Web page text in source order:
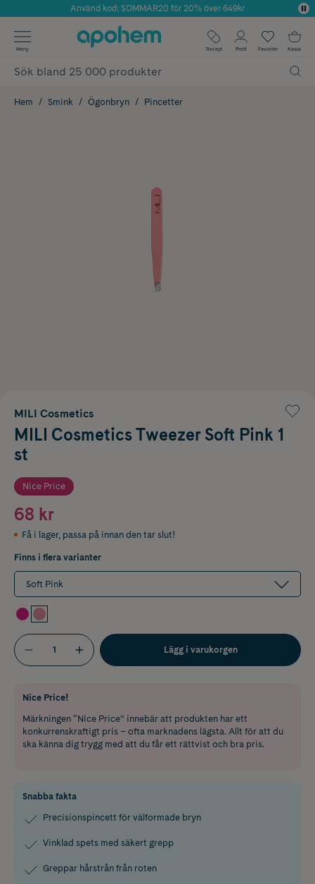
Årets Butik 2025 inom Skönhet
Använd kod: SOMMAR20 för 20% över 649kr
✓ Fri frakt
✓ Poäng på alla köp*
Meny Recept Profil Favoriter Kassa
Hem Smink Ögonbryn Pincetter
MILI Cosmetics
MILI Cosmetics Tweezer Soft Pink 1
st
Nice Price
68 kr
Få i lager, passa på innan den tar slut!
Finns i flera varianter
Soft Pink
Lägg i varukorgen
Nice Price!
Märkningen “Nice Price” innebär att produkten har ett
konkurrenskraftigt pris – ofta marknadens lägsta. Allt för att du
ska känna dig trygg med att du får ett rättvist och bra pris.
Snabba fakta
Precisionspincett för välformade bryn
Vinklad spets med säkert grepp
Greppar hårstrån från roten